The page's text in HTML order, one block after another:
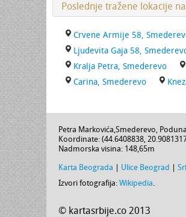
Poslednje tražene lokacije
Crvene Armije 58,
Ljudevita Gaja 58,
Kralja Petra, Smederevo
Carina, Smederevo
Petra Markovića,Smederevo,
Koordinate: (44.6408838,
Nadmorska visina: 148,65m
Karta Beograda Ulice Beograd
Izvori fotografija: Wikipedia.
© kartasrbije.co 2013